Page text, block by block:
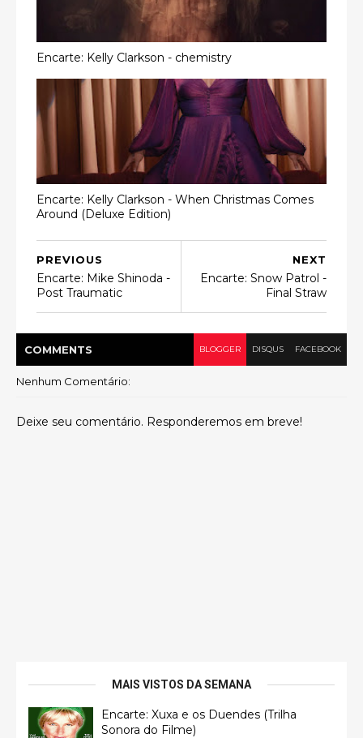
Encarte: Kelly Clarkson - chemistry
Encarte: Kelly Clarkson - When Christmas Comes
Around (Deluxe Edition)
NEXT
Encarte: Snow Patrol -
Final Straw
PREVIOUS
Encarte: Mike Shinoda -
Post Traumatic
COMMENTS BLOGGER DISQUS FACEBOOK
Nenhum Comentário:
Deixe seu comentário. Responderemos em breve!
MAIS VISTOS DA SEMANA
Encarte: Xuxa e os Duendes (Trilha
Sonora do Filme)